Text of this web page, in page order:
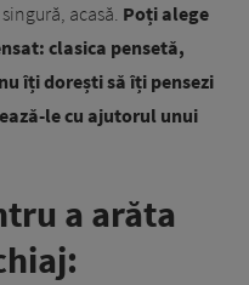
acasă. Poți alege
clasica pensetă,
îți dorești să îți pensezi
le cu ajutorul unui
a arăta